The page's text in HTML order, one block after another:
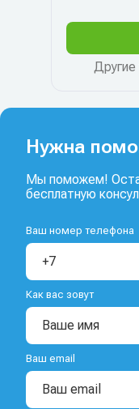
Другие
Нужна
Мы поможем!
бесплатную
Ваш номер телефона
Как вас зовут
Ваш email